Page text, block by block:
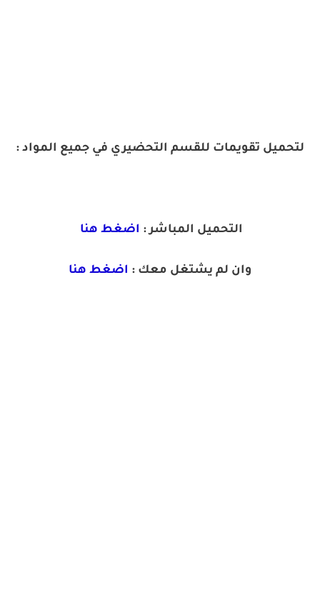
لتحميل تقويمات للقسم التحضيري في جميع المواد :
التحميل المباشر : اضغط هنا
وان لم يشتغل معك : اضغط هنا